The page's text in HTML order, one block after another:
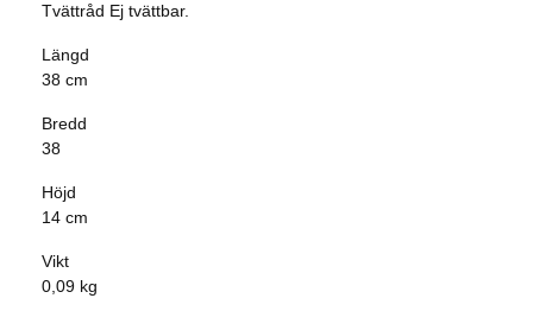
Tvättråd Ej tvättbar.
Längd
38 cm
Bredd
38
Höjd
14 cm
Vikt
0,09 kg